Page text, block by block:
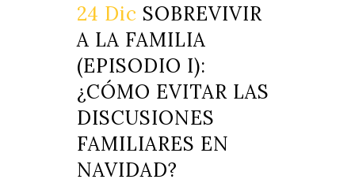
24 Dic SOBREVIVIR
A LA FAMILIA
(EPISODIO I):
¿CÓMO EVITAR LAS
DISCUSIONES
FAMILIARES EN
NAVIDAD?